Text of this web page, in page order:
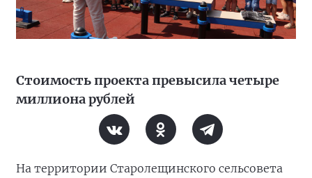
Стоимость проекта превысила четыре
миллиона рублей
На территории Старолещинского сельсовета